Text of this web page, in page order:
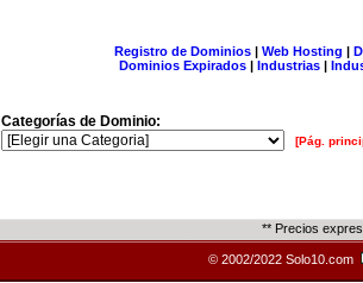
Registro de Dominios| Web Hosting |
Dominios Expirados | Industrias |
Categorías de Dominio:
[Pág.
** Precios
© 2002/2022 Solo10.com